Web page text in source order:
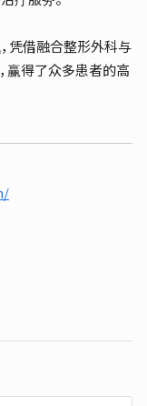
，凭借融合整形外科与
赢得了众多患者的高